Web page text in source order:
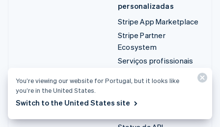
personalizadas
Stripe App Marketplace
Stripe Partner
Ecosystem
Serviços profissionais
Desenvolvedores
Documentação
You’re viewing our website for Portugal, but it looks like
you’re in the United States.
Switch to the United States site